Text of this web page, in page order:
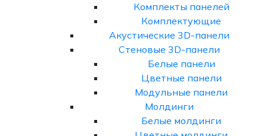
Комплекты панелей
Комплектующие
Акустические 3D-панели
Стеновые 3D-панели
Белые панели
Цветные панели
Модульные панели
Молдинги
Белые молдинги